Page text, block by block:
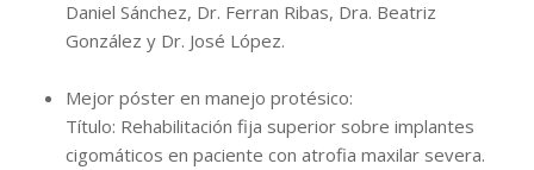
Daniel Sánchez, Dr. Ferran Ribas, Dra. Beatriz
González y Dr. José López.
Mejor póster en manejo protésico:
Título: Rehabilitación fija superior sobre implantes
cigomáticos en paciente con atrofia maxilar severa.